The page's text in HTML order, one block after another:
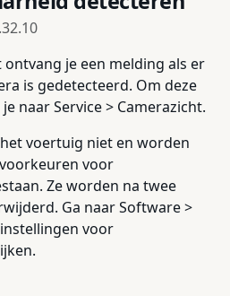
je een melding als er
is gedetecteerd. Om deze
naar Service > Camerazicht.
voertuig niet en worden
voor
Ze worden na twee
Ga naar Software >
voor